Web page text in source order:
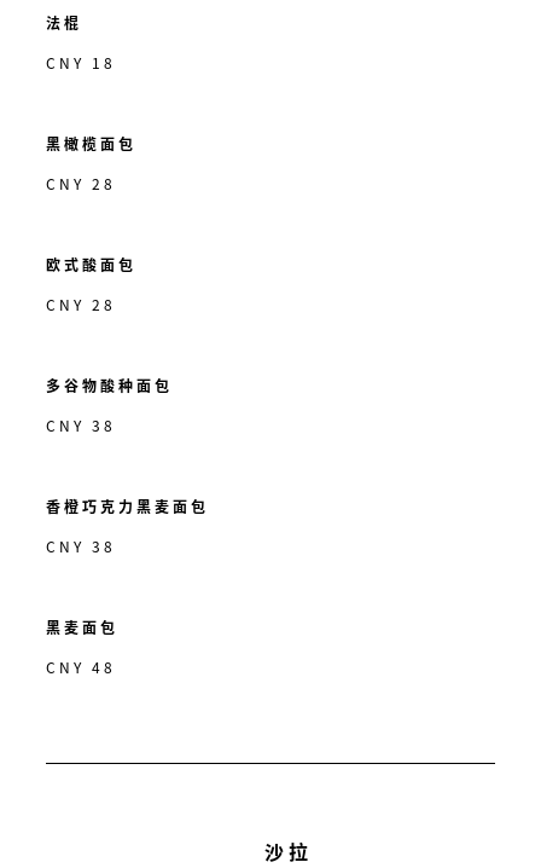
法棍
CNY 18
黑橄榄面包
CNY 28
欧式酸面包
CNY 28
多谷物酸种面包
CNY 38
香橙巧克力黑麦面包
CNY 38
黑麦面包
CNY 48
沙拉